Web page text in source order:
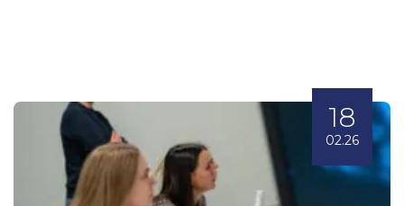
18
02.26